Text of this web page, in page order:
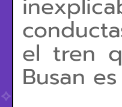
el tren
Busan